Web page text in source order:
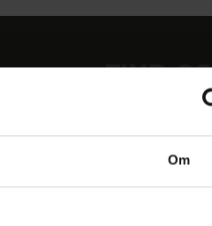
Om
FIND OS